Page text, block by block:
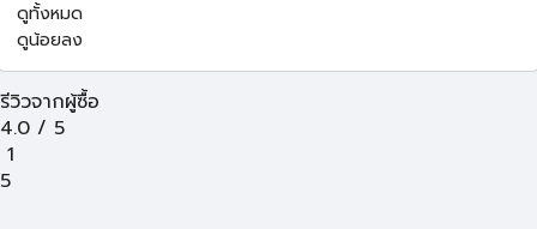
ดูทั้งหมด
ดูน้อยลง
รีวิวจากผู้ซื้อ
4.0 / 5
1
5